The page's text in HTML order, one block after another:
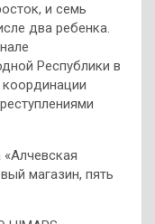
и семь
два ребенка.
Республики в
магазин, пять